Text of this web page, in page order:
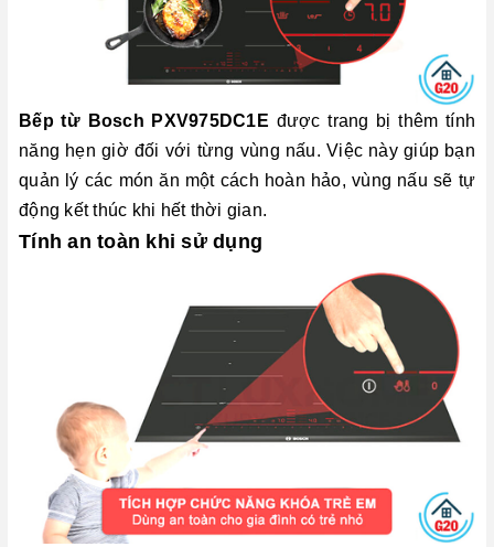
Bếp từ Bosch PXV975DC1E được trang bị thêm tính
năng hẹn giờ đối với từng vùng nấu. Việc này giúp bạn
quản lý các món ăn một cách hoàn hảo, vùng nấu sẽ tự
động kết thúc khi hết thời gian.
Tính an toàn khi sử dụng